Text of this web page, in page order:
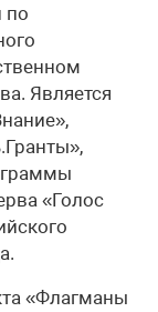
по
Является
«Голос
«Флагманы